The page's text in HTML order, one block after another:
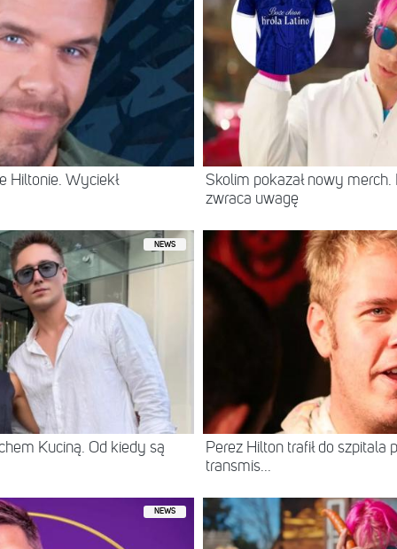
Hiltonie. Wyciekł
Skolim pokazał nowy
zwraca uwagę
NEWS
Kuciną. Od kiedy są
Perez Hilton trafił do szpitala
transmis...
NEWS